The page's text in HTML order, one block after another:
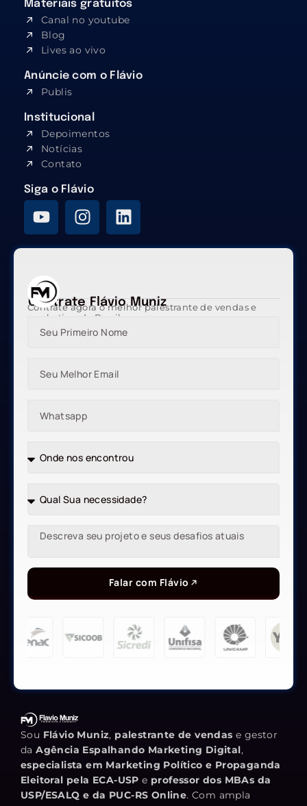
Materiais gratuitos
Canal no youtube
Blog
Lives ao vivo
Anúncie com o Flávio
Publis
Institucional
Depoimentos
Notícias
Contato
Siga o Flávio
Contrate Flávio Muniz
Contrate agora o melhor palestrante de vendas e
marketing do Brasil
Falar com Flávio
Sou Flávio Muniz, palestrante de vendas e gestor
daAgência Espalhando Marketing Digital,
especialista em Marketing Político e Propaganda
Eleitoral pela ECA-USP e professor dos MBAs da
USP/ESALQ e da PUC-RS Online. Com ampla